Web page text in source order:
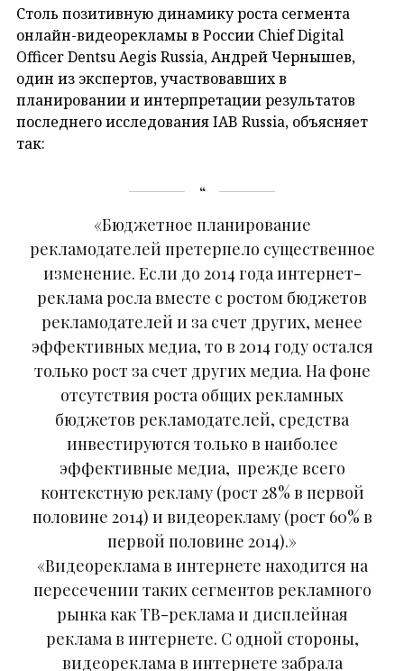
Столь позитивную динамику роста сегмента
онлайн-видеорекламы в России Chief Digital
Officer Dentsu Aegis Russia, Андрей Чернышев,
один из экспертов, участвовавших в
планировании и интерпретации результатов
последнего исследования IAB Russia, объясняет
так:
«Бюджетное планирование
рекламодателей претерпело существенное
изменение. Если до 2014 года интернет-
реклама росла вместе с ростом бюджетов
рекламодателей и за счет других, менее
эффективных медиа, то в 2014 году остался
только рост за счет других медиа. На фоне
отсутствия роста общих рекламных
бюджетов рекламодателей, средства
инвестируются только в наиболее
эффективные медиа, прежде всего
контекстную рекламу (рост 28% в первой
половине 2014) и видеорекламу (рост 60% в
первой половине 2014).»
«Видеореклама в интернете находится на
пересечении таких сегментов рекламного
рынка как ТВ-реклама и дисплейная
реклама в интернете. С одной стороны,
видеореклама в интернете забрала